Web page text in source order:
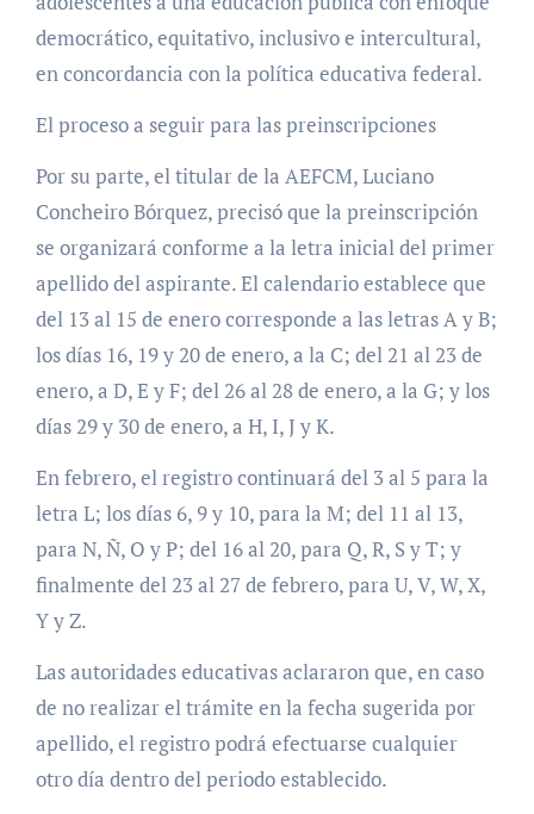
democrático, equitativo, inclusivo e intercultural,
en concordancia con la política educativa federal.
El proceso a seguir para las preinscripciones
Por su parte, el titular de la AEFCM, Luciano
Concheiro Bórquez, precisó que la preinscripción
se organizará conforme a la letra inicial del primer
apellido del aspirante. El calendario establece que
del 13 al 15 de enero corresponde a las letras A y B;
los días 16, 19 y 20 de enero, a la C; del 21 al 23 de
enero, a D, E y F; del 26 al 28 de enero, a la G; y los
días 29 y 30 de enero, a H, I, J y K.
En febrero, el registro continuará del 3 al 5 para la
letra L; los días 6, 9 y 10, para la M; del 11 al 13,
para N, Ñ, O y P; del 16 al 20, para Q, R, S y T; y
finalmente del 23 al 27 de febrero, para U, V, W, X,
Y y Z.
Las autoridades educativas aclararon que, en caso
de no realizar el trámite en la fecha sugerida por
apellido, el registro podrá efectuarse cualquier
otro día dentro del periodo establecido.